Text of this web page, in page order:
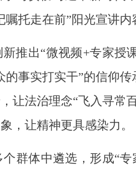
托走在前”阳光宣讲
出“微视频+专家授
事实打实干”的信仰
让法治理念“飞入寻常
，让精神更具感染力。
体中遴选，形成“专